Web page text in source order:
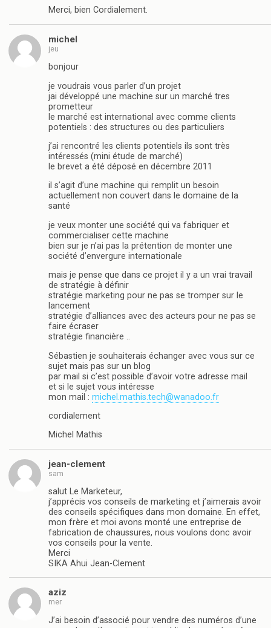
Merci, bien Cordialement.
michel
jeu
bonjour
je voudrais vous parler d’un projet
jai développé une machine sur un marché tres
prometteur
le marché est international avec comme clients
potentiels : des structures ou des particuliers
j’ai rencontré les clients potentiels ils sont très
intéressés (mini étude de marché)
le brevet a été déposé en décembre 2011
il s’agit d’une machine qui remplit un besoin
actuellement non couvert dans le domaine de la
santé
je veux monter une société qui va fabriquer et
commercialiser cette machine
bien sur je n’ai pas la prétention de monter une
société d’envergure internationale
mais je pense que dans ce projet il y a un vrai travail
de stratégie à définir
stratégie marketing pour ne pas se tromper sur le
lancement
stratégie d’alliances avec des acteurs pour ne pas se
faire écraser
stratégie financière ..
Sébastien je souhaiterais échanger avec vous sur ce
sujet mais pas sur un blog
par mail si c’est possible d’avoir votre adresse mail
et si le sujet vous intéresse
mon mail : michel.mathis.tech@wanadoo.fr
cordialement
Michel Mathis
jean-clement
sam
salut Le Marketeur,
j’apprécis vos conseils de marketing et j’aimerais avoir
des conseils spécifiques dans mon domaine. En effet,
mon frère et moi avons monté une entreprise de
fabrication de chaussures, nous voulons donc avoir
vos conseils pour la vente.
Merci
SIKA Ahui Jean-Clement
aziz
mer
J’ai besoin d’associé pour vendre des numéros d’une